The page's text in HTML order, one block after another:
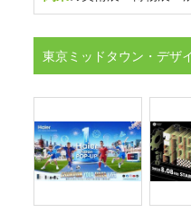
東京ミッドタウン・デザ